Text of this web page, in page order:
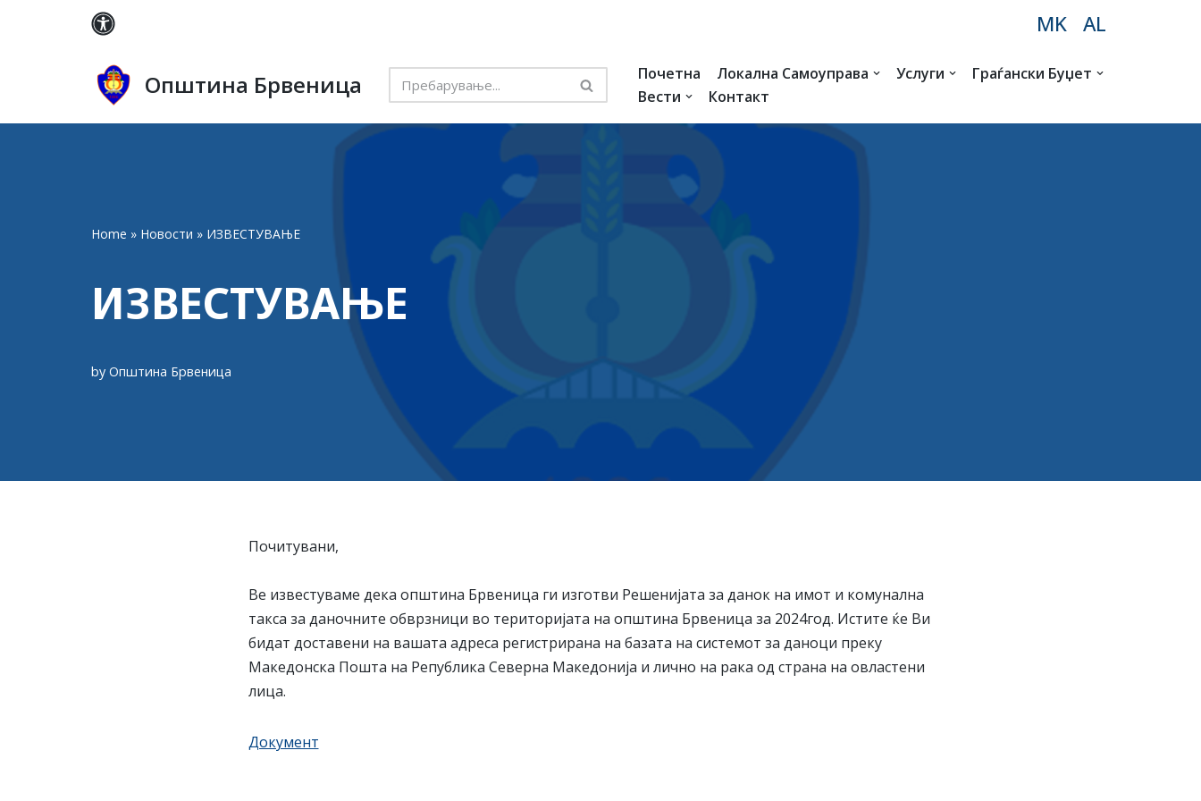
MK AL
Општина Брвеница Почетна Локална Самоуправа Услуги
Граѓански Буџет
Вести
Контакт
Home » Новости » ИЗВЕСТУВАЊЕ
ИЗВЕСТУВАЊЕ
by Општина Брвеница
Почитувани,
Ве известуваме дека општина Брвеница ги изготви Решенијата за данок на имот и комунална
такса за даночните обврзници во територијата на општина Брвеница за 2024год. Истите ќе Ви
бидат доставени на вашата адреса регистрирана на базата на системот за даноци преку
Македонска Пошта на Република Северна Македонија и лично на рака од страна на овластени
лица.
Документ